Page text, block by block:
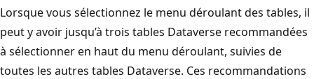
Lorsque vous sélectionnez le menu déroulant des tables, il
peut y avoir jusqu’à trois tables Dataverse recommandées
à sélectionner en haut du menu déroulant, suivies de
toutes les autres tables Dataverse. Ces recommandations